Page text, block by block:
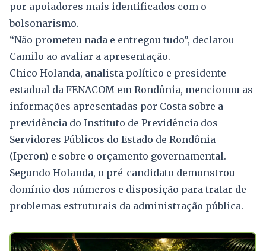
por apoiadores mais identificados com o
bolsonarismo.
“Não prometeu nada e entregou tudo”, declarou
Camilo ao avaliar a apresentação.
Chico Holanda, analista político e presidente
estadual da FENACOM em Rondônia, mencionou as
informações apresentadas por Costa sobre a
previdência do Instituto de Previdência dos
Servidores Públicos do Estado de Rondônia
(Iperon) e sobre o orçamento governamental.
Segundo Holanda, o pré-candidato demonstrou
domínio dos números e disposição para tratar de
problemas estruturais da administração pública.